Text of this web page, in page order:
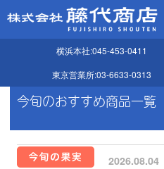
横浜本社:045-453-0411
東京営業所:03-6633-0313
今旬のおすすめ商品一覧
2026.08.04